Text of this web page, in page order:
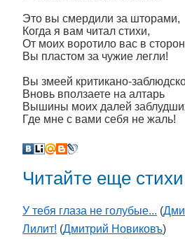
Это вы смердили за шторами,
Когда я вам читал стихи,
От моих воротило вас в
Вы пластом за чужие легли!
Вы змеей критикано-
Вновь вползаете на алтарь
Вышины моих далей
Где мне с вами себя не жаль!
Читайте еще стихи
У тебя глаза не голубые... (
Лилит! (Дмитрий Новиковъ)